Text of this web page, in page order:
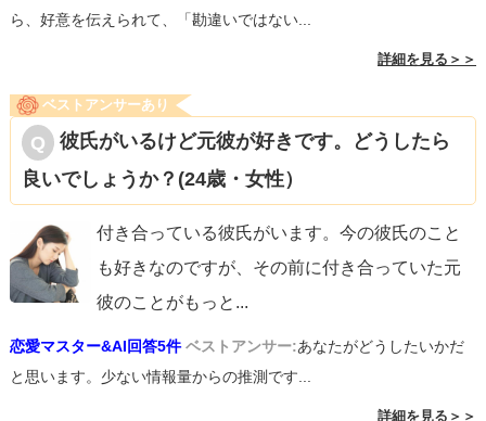
ら、好意を伝えられて、「勘違いではない...
詳細を見る＞＞
ベストアンサーあり
彼氏がいるけど元彼が好きです。どうしたら
良いでしょうか？(24歳・女性）
付き合っている彼氏がいます。今の彼氏のこと
も好きなのですが、その前に付き合っていた元
彼のことがもっと ...
恋愛マスター&AI回答5件 ベストアンサー:あなたがどうしたいかだ
と思います。少ない情報量からの推測です...
詳細を見る＞＞